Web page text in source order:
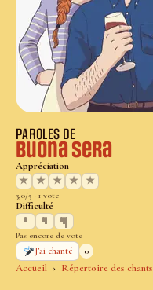
Accueil Répertoire des chants
PAROLES DE
Buona sera
Appréciation
★
★ ★ ★ ★
3,0/5 · 1 vote
Difficulté
Pas encore de vote
J’ai chanté
0